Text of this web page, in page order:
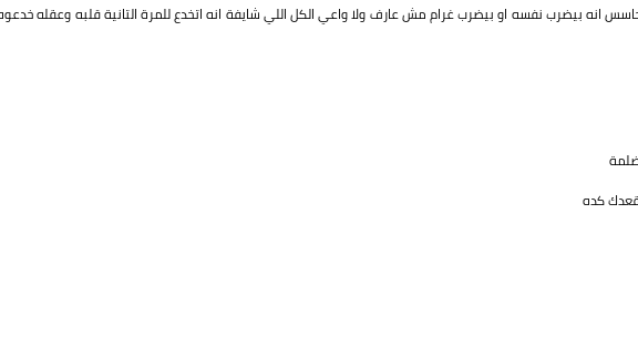
بيضرب نفسه او بيضرب غرام مش عارف ولا واعي الكل اللي شايفة انه اتخدع للمرة التانية قلبه وعقله
كده